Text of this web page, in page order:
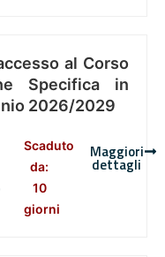
al Corso
Specifica in
2026/2029
Scaduto
da:
10
giorni
Maggiori
dettagli